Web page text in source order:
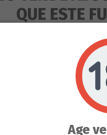
Advanced Nutrients
5 Litros
Age
QUE ESTE
PARA
DEL PROPIO